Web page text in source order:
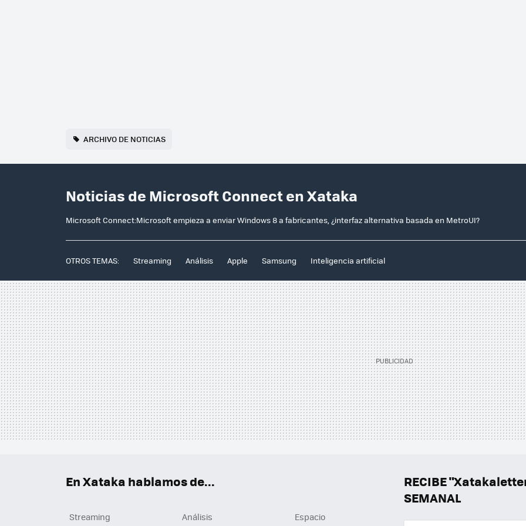
ARCHIVO DE NOTICIAS
Noticias de Microsoft Connect en Xataka
Microsoft Connect:Microsoft empieza a enviar Windows 8 a fabricantes, ¿interfaz alternativa basada en MetroUI?
OTROS TEMAS: Streaming Análisis Apple Samsung Inteligencia artificial
RECIBE
SEMANAL
En Xataka hablamos de...
Streaming Análisis Espacio